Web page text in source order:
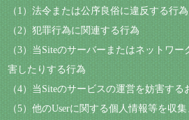
（1）法令または公序良俗に違反する行為
（2）犯罪行為に関連する行為
（3）当Siteのサーバーまたはネットワ
害したりする行為
（4）当Siteのサービスの運営を妨害す
（5）他のUserに関する個人情報等を収